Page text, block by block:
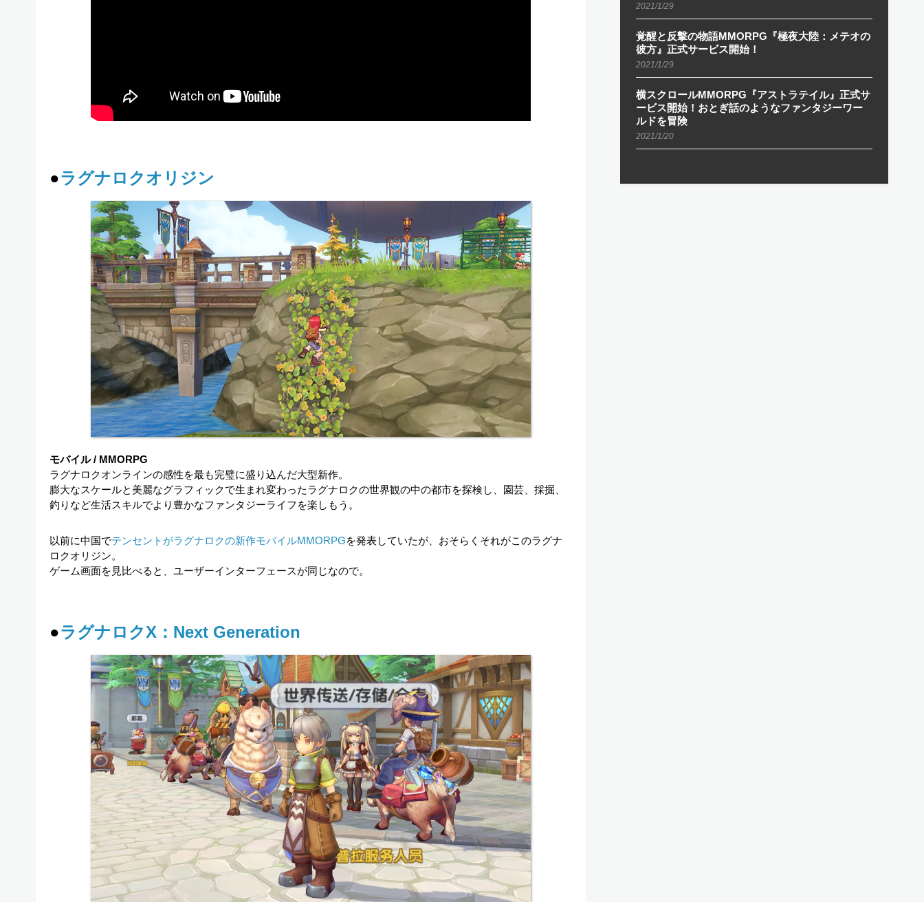
●ラグナロクオリジン
モバイル / MMORPG
ラグナロクオンラインの感性を最も完璧に盛り込んだ大型新作。
膨大なスケールと美麗なグラフィックで生まれ変わったラグナロクの世界観の中の都市を探検し、園芸、採掘、
釣りなど生活スキルでより豊かなファンタジーライフを楽しもう。
以前に中国でテンセントがラグナロクの新作モバイルMMORPGを発表していたが、おそらくそれがこのラグナ
ロクオリジン。
ゲーム画面を見比べると、ユーザーインターフェースが同じなので。
●ラグナロクX：Next Generation
2021/1/29
覚醒と反撃の物語MMORPG『極夜大陸：メテオの
彼方』正式サービス開始！
2021/1/29
横スクロールMMORPG『アストラテイル』正式サ
ービス開始！おとぎ話のようなファンタジーワー
ルドを冒険
2021/1/20